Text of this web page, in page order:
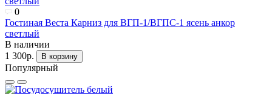
0
Гостиная Веста Карниз для ВГП-1/ВГПС-1 ясень анкор
светлый
В наличии
1 300р.
В корзину
Популярный